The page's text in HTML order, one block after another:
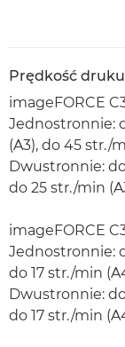
Prędkość druku
imageFORCE
Jednostronnie:
(A3), do 45 str./
Dwustronnie:
do 25 str./min
imageFORCE
Jednostronnie:
do 17 str./min
Dwustronnie:
do 17 str./min